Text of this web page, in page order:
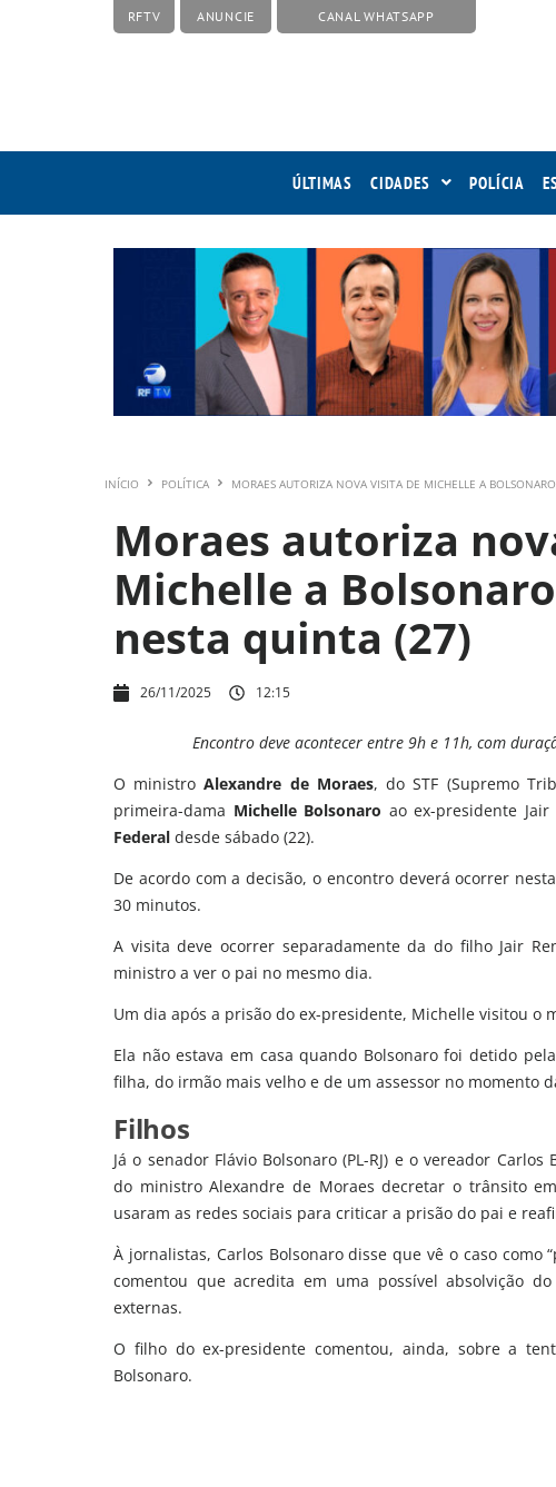
RFTV ANUNCIE CANAL WHATSAPP
ÚLTIMAS CIDADES POLÍCIA
INÍCIO POLÍTICA MORAES AUTORIZA NOVA VISITA DE MICHELLE A
Moraes autoriza
Michelle a
nesta quinta (27)
26/11/2025 12:15
Encontro deve acontecer entre 9h e 11h, com
O ministroAlexandre de Moraes, do STF (Supremo
primeira-dama Michelle Bolsonaro ao ex-presidente
Federal desde sábado (22).
De acordo com a decisão, o encontro deverá ocorrer
30 minutos.
A visita deve ocorrer separadamente da do filho Jair
ministro a ver o pai no mesmo dia.
Um dia após a prisão do ex-presidente, Michelle visitou o
Ela não estava em casa quando Bolsonaro foi detido
filha, do irmão mais velho e de um assessor no momento
Filhos
Já o senador Flávio Bolsonaro (PL-RJ) e o vereador
do ministro Alexandre de Moraes decretar o trânsito
usaram as redes sociais para criticar a prisão do pai e
À jornalistas, Carlos Bolsonaro disse que vê o caso como
comentou que acredita em uma possível absolvição
externas.
O filho do ex-presidente comentou, ainda, sobre a
Bolsonaro.